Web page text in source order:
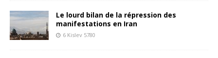
Le lourd bilan de la répression des
manifestations en Iran
6 Kislev 5780